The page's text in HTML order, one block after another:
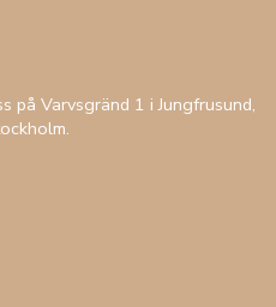
på Varvsgränd 1 i Jungfrusund,